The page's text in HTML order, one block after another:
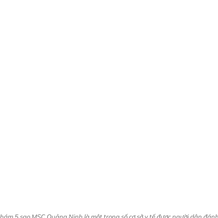
5 sao MSC Quảng Ninh là một trong số cơ sở y tế được người dân